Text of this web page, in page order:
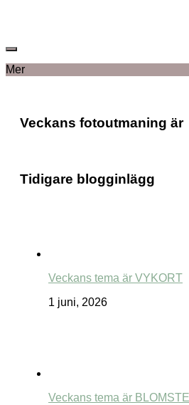
Mer
Veckans fotoutmaning är
Tidigare blogginlägg
Veckans tema är VYKORT
1 juni, 2026
Veckans tema är